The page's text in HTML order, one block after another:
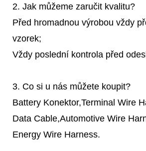
2. Jak můžeme zaručit kvalitu?
Před hromadnou výrobou vždy
vzorek;
Vždy poslední kontrola před
3. Co si u nás můžete koupit?
Battery Konektor,Terminal Wire
Data Cable,Automotive Wire
Energy Wire Harness.